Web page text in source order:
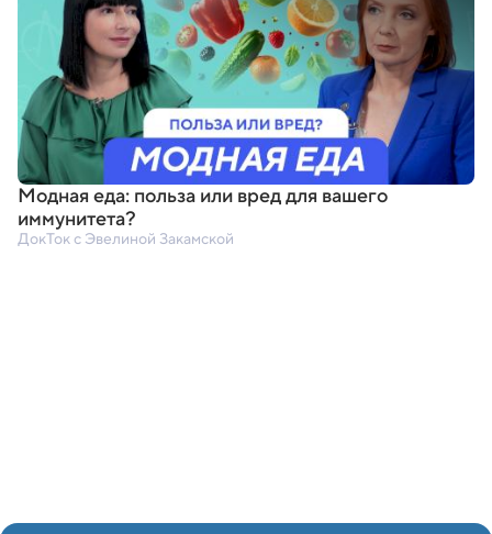
Модная еда: польза или вред для вашего
иммунитета?
ДокТок с Эвелиной Закамской